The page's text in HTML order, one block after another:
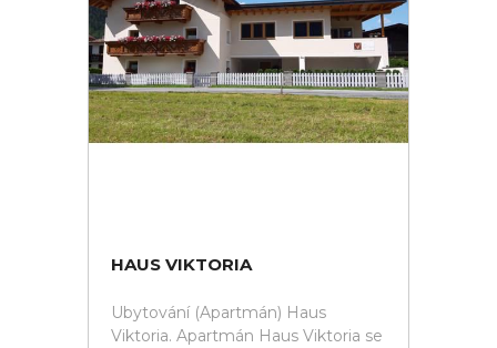
HAUS VIKTORIA
Ubytování (Apartmán) Haus
Viktoria. Apartmán Haus Viktoria se